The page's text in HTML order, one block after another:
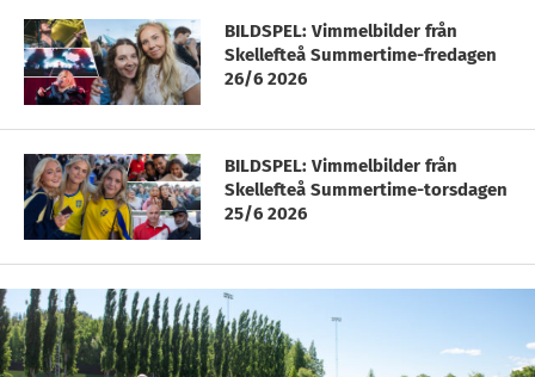
BILDSPEL: Vimmelbilder från
Skellefteå Summertime-fredagen
26/6 2026
BILDSPEL: Vimmelbilder från
Skellefteå Summertime-torsdagen
25/6 2026